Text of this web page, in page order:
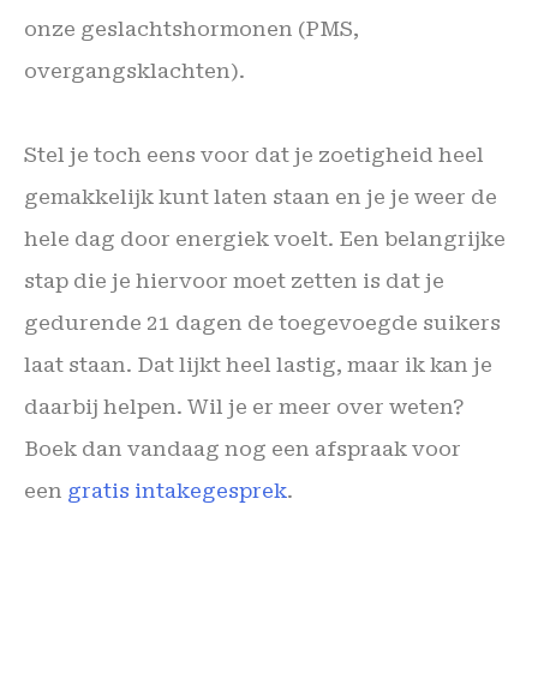
onze geslachtshormonen (PMS,
overgangsklachten).
Stel je toch eens voor dat je zoetigheid heel
gemakkelijk kunt laten staan en je je weer de
hele dag door energiek voelt. Een belangrijke
stap die je hiervoor moet zetten is dat je
gedurende 21 dagen de toegevoegde suikers
laat staan. Dat lijkt heel lastig, maar ik kan je
daarbij helpen. Wil je er meer over weten?
Boek dan vandaag nog een afspraak voor
een gratis intakegesprek.